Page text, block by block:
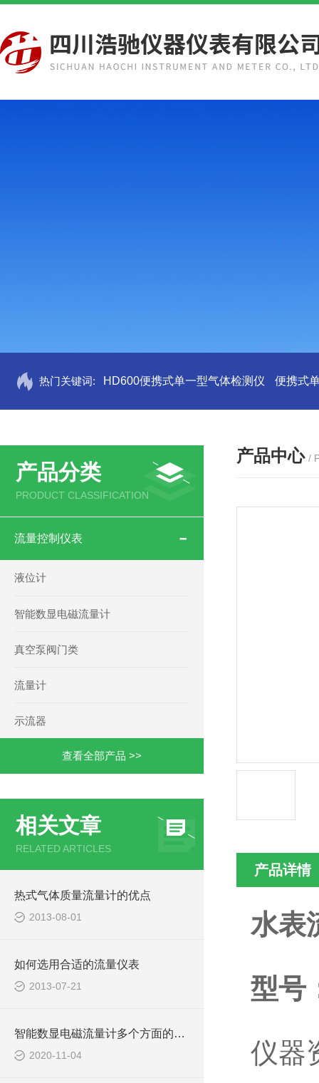
热门关键词: HD600便携式单一型气体检测仪 便携式
产品分类
PRODUCT CLASSIFICATION
流量控制仪表
液位计
智能数显电磁流量计
真空泵阀门类
流量计
示流器
查看全部产品 >>
相关文章
RELATED ARTICLES
热式气体质量流量计的优点
2013-08-01
如何选用合适的流量仪表
2013-07-21
智能数显电磁流量计多个方面的调试解析
2020-11-04
产品中心 /
产品详情
水表
型号
仪器